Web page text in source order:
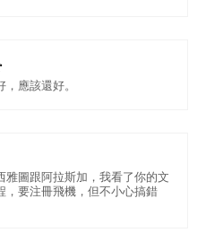
應該還好。
雅圖跟阿拉斯加，我看了你的文
，要注冊飛機，但不小心搞錯